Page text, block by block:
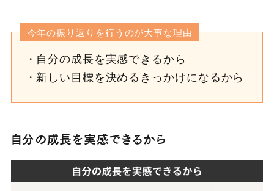
今年の振り返りを行うのが大事な理由
自分の成長を実感できるから
新しい目標を決めるきっかけになるから
自分の成長を実感できるから